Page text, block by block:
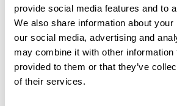
provide social media features and to
We also share information about
our social media, advertising and
may combine it with other information
provided to them or that they’ve
of their services.
Tarière – Machine pour creuser
plantation d'arbres et de plantes.